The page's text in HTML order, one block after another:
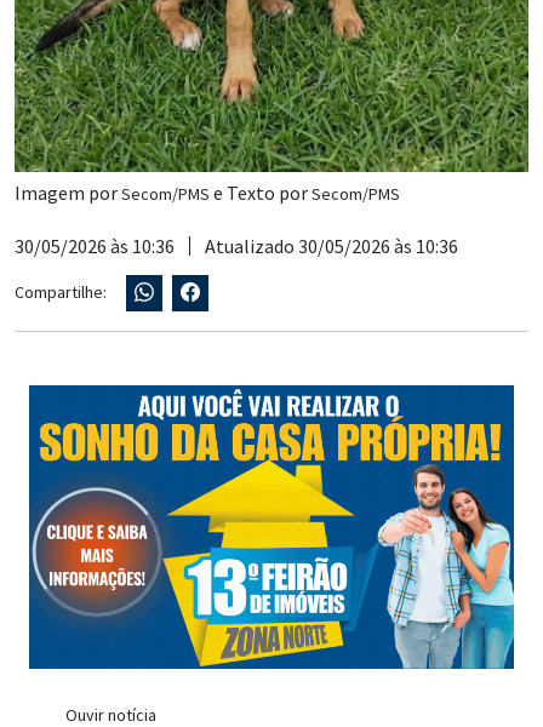
Imagem porSecom/PMS e Texto porSecom/PMS
30/05/2026 às 10:36 Atualizado 30/05/2026 às 10:36
Compartilhe:
Ouvir notícia